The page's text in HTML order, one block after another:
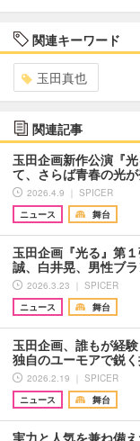
関連キーワード
玉田真也
関連記事
玉田企画新作公演『
て、さらば青春の光
2026.4.9 ｜ SPICER
ニュース
舞台
玉田企画『光る』第
誠、白井晃、男性ブ
2026.3.23 ｜ SPICER
ニュース
舞台
玉田企画、誰もが経
独自のユーモアで鋭
2026.2.19 ｜ SPICER
ニュース
舞台
実力と人気を兼ね備